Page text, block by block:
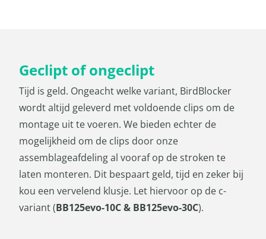
Geclipt of ongeclipt
Tijd is geld. Ongeacht welke variant, BirdBlocker
wordt altijd geleverd met voldoende clips om de
montage uit te voeren. We bieden echter de
mogelijkheid om de clips door onze
assemblageafdeling al vooraf op de stroken te
laten monteren. Dit bespaart geld, tijd en zeker bij
kou een vervelend klusje. Let hiervoor op de c-
variant (BB125evo-10C & BB125evo-30C).